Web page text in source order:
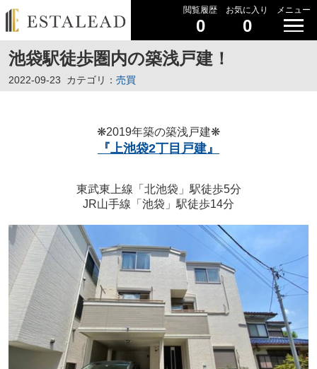
閲覧履歴
0
お気に入り
0
メニュー
池袋駅徒歩圏内の築浅戸建！
2022-09-23 カテゴリ： 売買
❋2019年築の築浅戸建❋
『上池袋2丁目戸建』
東武東上線「北池袋」駅徒歩5分
JR山手線「池袋」駅徒歩14分